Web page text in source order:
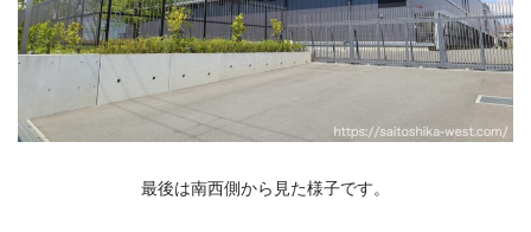
最後は南西側から見た様子です。